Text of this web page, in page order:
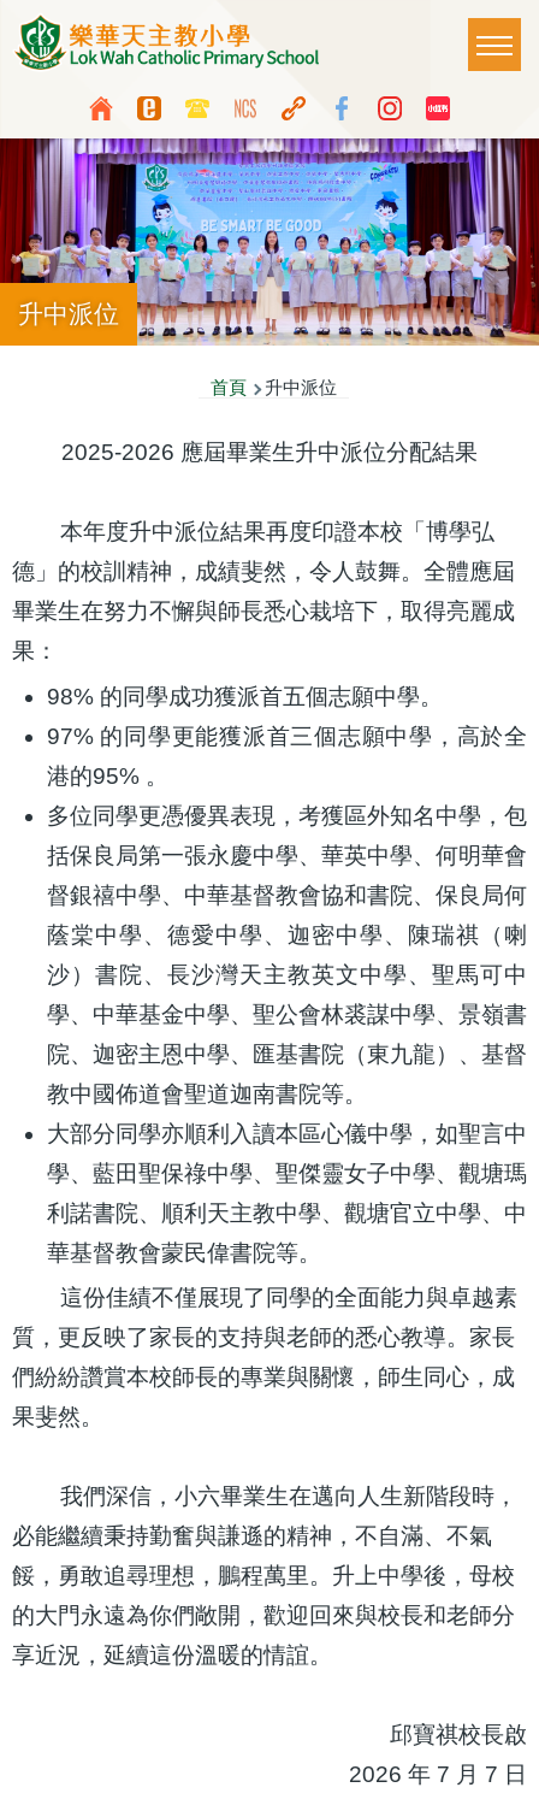
移至主內容
Top
Media
Icon
Language
switcher
Main
升中派位
首頁 升中派位
2025-2026 應屆畢業生升中派位分配結果
本年度升中派位結果再度印證本校「博學弘
德」的校訓精神，成績斐然，令人鼓舞。全體應屆
畢業生在努力不懈與師長悉心栽培下，取得亮麗成
果：
98% 的同學成功獲派首五個志願中學。
97% 的同學更能獲派首三個志願中學，高於全
港的95% 。
多位同學更憑優異表現，考獲區外知名中學，包
括保良局第一張永慶中學、華英中學、何明華會
督銀禧中學、中華基督教會協和書院、保良局何
蔭棠中學、德愛中學、迦密中學、陳瑞祺（喇
沙）書院、長沙灣天主教英文中學、聖馬可中
學、中華基金中學、聖公會林裘謀中學、景嶺書
院、迦密主恩中學、匯基書院（東九龍）、基督
教中國佈道會聖道迦南書院等。
大部分同學亦順利入讀本區心儀中學，如聖言中
學、藍田聖保祿中學、聖傑靈女子中學、觀塘瑪
利諾書院、順利天主教中學、觀塘官立中學、中
華基督教會蒙民偉書院等。
這份佳績不僅展現了同學的全面能力與卓越素
質，更反映了家長的支持與老師的悉心教導。家長
們紛紛讚賞本校師長的專業與關懷，師生同心，成
果斐然。
我們深信，小六畢業生在邁向人生新階段時，
必能繼續秉持勤奮與謙遜的精神，不自滿、不氣
餒，勇敢追尋理想，鵬程萬里。升上中學後，母校
的大門永遠為你們敞開，歡迎回來與校長和老師分
享近況，延續這份溫暖的情誼。
邱寶祺校長啟
2026 年 7 月 7 日